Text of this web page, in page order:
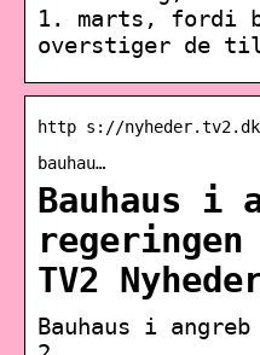
1. marts, fordi
overstiger de
http s://nyheder.tv2.dk
bauhau…
Bauhaus i
TV2
Bauhaus i